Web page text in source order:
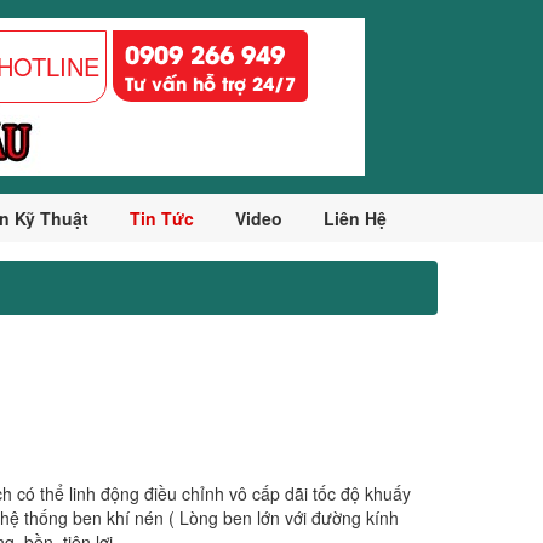
0909 266 949
Tư vấn hỗ trợ 24/7
Kỹ Thuật Tin Tức Video Liên Hệ
có thể linh động điều chỉnh vô cấp dãi tốc độ khuấy
thống ben khí nén ( Lòng ben lớn với đường kính